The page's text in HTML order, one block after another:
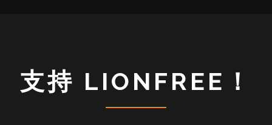
支持 LIONFREE！